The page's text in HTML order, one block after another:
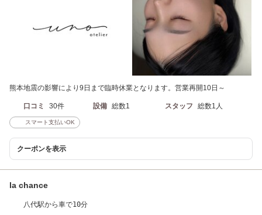
熊本地震の影響により9日まで臨時休業となります。営業再開10日～
口コミ 30件 設備 総数1 スタッフ 総数1人
スマート支払いOK
クーポンを表示
la chance
八代駅から車で10分